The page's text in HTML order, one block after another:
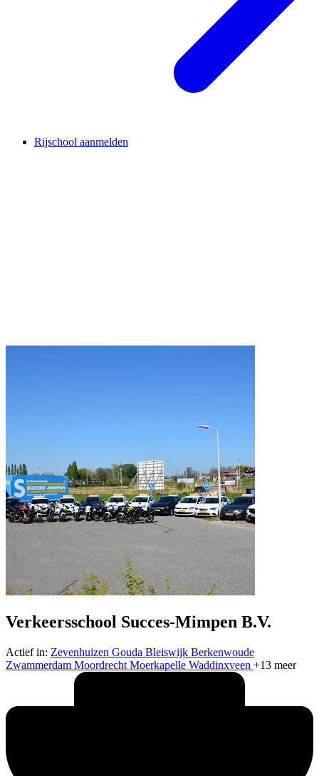
Rijschool aanmelden
Verkeersschool Succes-Mimpen B.V.
Actief in: Zevenhuizen Gouda Bleiswijk Berkenwoude
Zwammerdam Moordrecht Moerkapelle Waddinxveen +13 meer